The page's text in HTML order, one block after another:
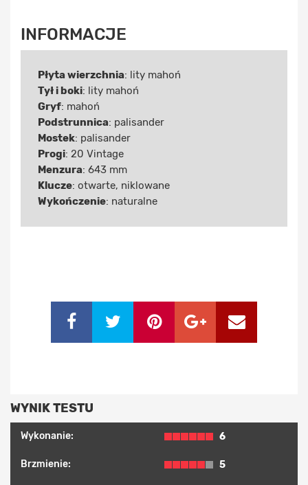
INFORMACJE
Płyta wierzchnia: lity mahoń
Tył i boki: lity mahoń
Gryf: mahoń
Podstrunnica: palisander
Mostek: palisander
Progi: 20 Vintage
Menzura: 643 mm
Klucze: otwarte, niklowane
Wykończenie: naturalne
WYNIK TESTU
Wykonanie: 6
Brzmienie: 5